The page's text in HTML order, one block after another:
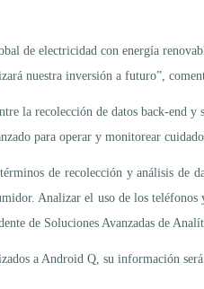
de electricidad con energía
nuestra inversión a futuro”,
la recolección de datos back-end
para operar y monitorear
de recolección y análisis
Analizar el uso de los
de Soluciones Avanzadas de
a Android Q, su información